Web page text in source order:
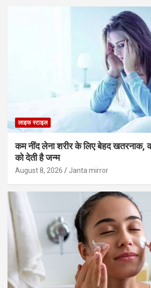
लाइफ स्टाइल
कम नींद लेना शरीर के लिए बेहद खतरनाक,
को देती है जन्म
August 8, 2026 Janta mirror